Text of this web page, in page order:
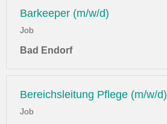
Barkeeper (m/w/d)
Job
Bad Endorf
Bereichsleitung Pflege (m/w/d)
Job